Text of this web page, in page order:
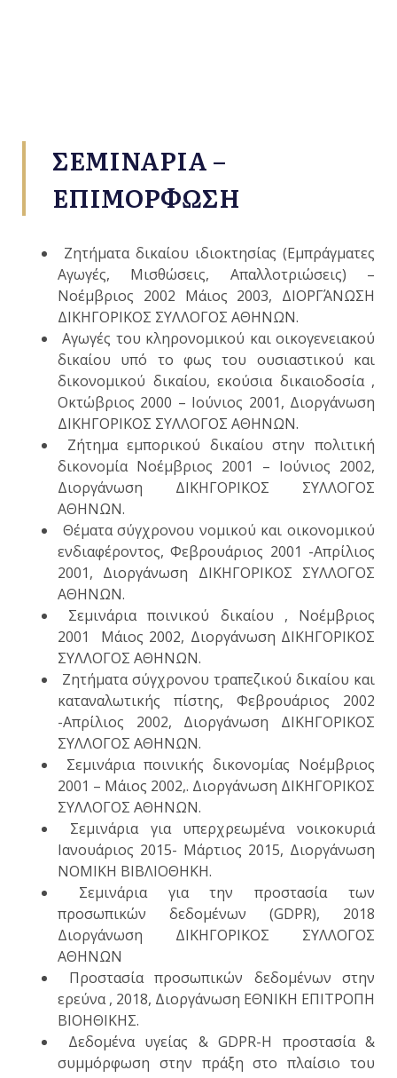
ΣΕΜΙΝΑΡΙΑ –
ΕΠΙΜΟΡΦΩΣΗ
Ζητήματα δικαίου ιδιοκτησίας (Εμπράγματες
Αγωγές, Μισθώσεις, Απαλλοτριώσεις) –
Νοέμβριος 2002 Μάιος 2003, ΔΙΟΡΓΆΝΩΣΗ
ΔΙΚΗΓΟΡΙΚΟΣ ΣΥΛΛΟΓΟΣ ΑΘΗΝΩΝ.
Αγωγές του κληρονομικού και οικογενειακού
δικαίου υπό το φως του ουσιαστικού και
δικονομικού δικαίου, εκούσια δικαιοδοσία ,
Οκτώβριος 2000 – Ιούνιος 2001, Διοργάνωση
ΔΙΚΗΓΟΡΙΚΟΣ ΣΥΛΛΟΓΟΣ ΑΘΗΝΩΝ.
Ζήτημα εμπορικού δικαίου στην πολιτική
δικονομία Νοέμβριος 2001 – Ιούνιος 2002,
Διοργάνωση ΔΙΚΗΓΟΡΙΚΟΣ ΣΥΛΛΟΓΟΣ
ΑΘΗΝΩΝ.
Θέματα σύγχρονου νομικού και οικονομικού
ενδιαφέροντος, Φεβρουάριος 2001 -Απρίλιος
2001, Διοργάνωση ΔΙΚΗΓΟΡΙΚΟΣ ΣΥΛΛΟΓΟΣ
ΑΘΗΝΩΝ.
Σεμινάρια ποινικού δικαίου , Νοέμβριος
2001 Μάιος 2002, Διοργάνωση ΔΙΚΗΓΟΡΙΚΟΣ
ΣΥΛΛΟΓΟΣ ΑΘΗΝΩΝ.
Ζητήματα σύγχρονου τραπεζικού δικαίου και
καταναλωτικής πίστης, Φεβρουάριος 2002
-Απρίλιος 2002, Διοργάνωση ΔΙΚΗΓΟΡΙΚΟΣ
ΣΥΛΛΟΓΟΣ ΑΘΗΝΩΝ.
Σεμινάρια ποινικής δικονομίας Νοέμβριος
2001 – Μάιος 2002,. Διοργάνωση ΔΙΚΗΓΟΡΙΚΟΣ
ΣΥΛΛΟΓΟΣ ΑΘΗΝΩΝ.
Σεμινάρια για υπερχρεωμένα νοικοκυριά
Ιανουάριος 2015- Μάρτιος 2015, Διοργάνωση
ΝΟΜΙΚΗ ΒΙΒΛΙΟΘΗΚΗ.
Σεμινάρια για την προστασία των
προσωπικών δεδομένων (GDPR), 2018
Διοργάνωση ΔΙΚΗΓΟΡΙΚΟΣ ΣΥΛΛΟΓΟΣ
ΑΘΗΝΩΝ
Προστασία προσωπικών δεδομένων στην
ερεύνα , 2018, Διοργάνωση ΕΘΝΙΚΗ ΕΠΙΤΡΟΠΗ
ΒΙΟΗΘΙΚΗΣ.
Δεδομένα υγείας & GDPR-H προστασία &
συμμόρφωση στην πράξη στο πλαίσιο του